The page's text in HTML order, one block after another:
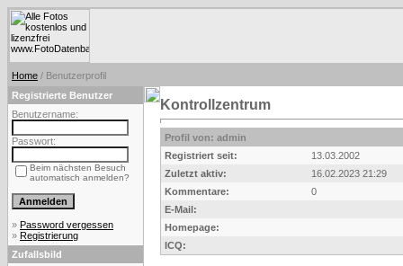
Home / Benutzerprofil
Registrierte Benutzer
Benutzername:
Passwort:
Beim nächsten Besuch
automatisch anmelden?
» Password vergessen
» Registrierung
Zufallsbild
Kontrollzentrum
Profil von: admin
Registriert seit:
13.03.2002
Zuletzt aktiv:
16.02.2023 21:29
Kommentare:
0
E-Mail:
Homepage:
ICQ: